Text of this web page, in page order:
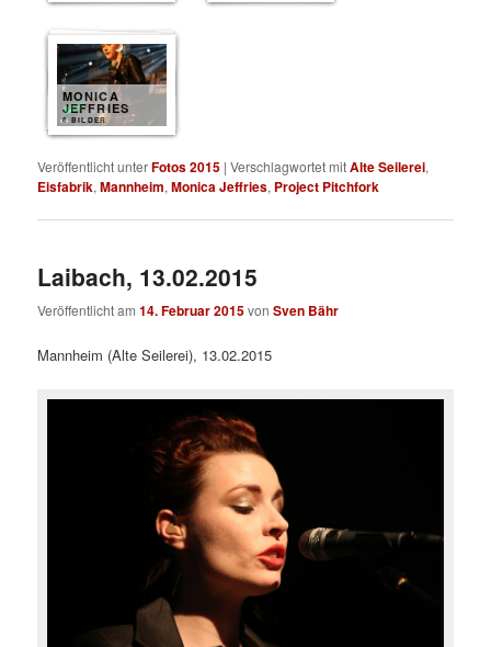
MONICA
JEFFRIES
8 BILDER
Veröffentlicht unterFotos 2015 |Verschlagwortet mitAlte Seilerei,
Eisfabrik,Mannheim,Monica Jeffries, Project Pitchfork
Laibach, 13.02.2015
Veröffentlicht am14. Februar 2015vonSven Bähr
Mannheim (Alte Seilerei), 13.02.2015